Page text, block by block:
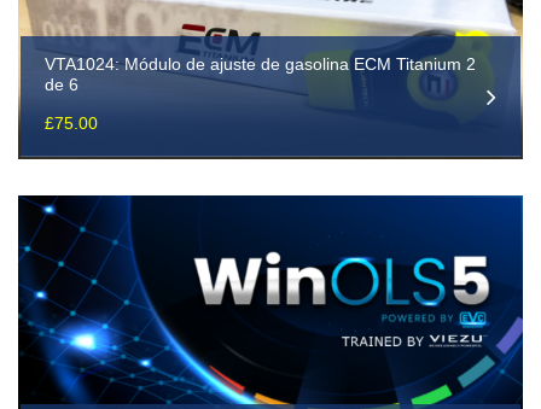
VTA1024: Módulo de ajuste de gasolina ECM Titanium 2
de 6
£75.00